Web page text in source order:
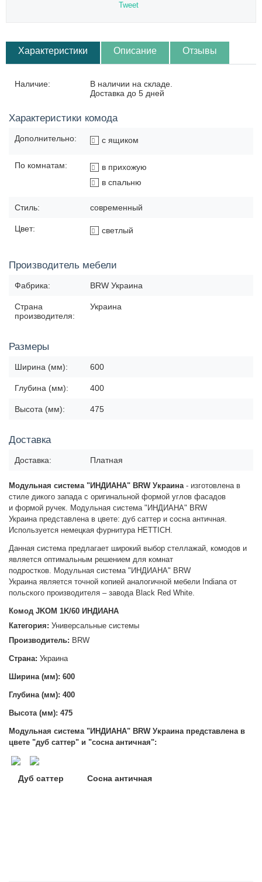
Tweet
Характеристики Описание Отзывы
Наличие:
В наличии на складе.
Доставка до 5 дней
Характеристики комода
Дополнительно: с ящиком
По комнатам:
в прихожую
в спальню
Стиль: современный
Цвет: светлый
Производитель мебели
Фабрика: BRW Украина
Страна
производителя:
Украина
Размеры
Ширина (мм): 600
Глубина (мм): 400
Высота (мм): 475
Доставка
Доставка: Платная
Модульная система "ИНДИАНА" BRW Украина- изготовлена в
стиле дикого запада с оригинальной формой углов фасадов
и формой ручек. Модульная система "ИНДИАНА" BRW
Украина представлена в цвете: дуб саттер и сосна античная.
Используется немецкая фурнитура HETTICH.
Данная система предлагает широкий выбор стеллажай, комодов и
является оптимальным решением для комнат
подростков. Модульная система "ИНДИАНА" BRW
Украинаявляется точной копией аналогичной мебели Indiana от
польского производителя – завода Black Red White.
Комод JKOM 1K/60 ИНДИАНА
Категория: Универсальные системы
Производитель: BRW
Страна: Украина
Ширина (мм): 600
Глубина (мм): 400
Высота (мм): 475
Модульная система "ИНДИАНА" BRW Украина представлена в
цвете "дуб саттер" и "сосна античная":
Дуб саттер Сосна античная